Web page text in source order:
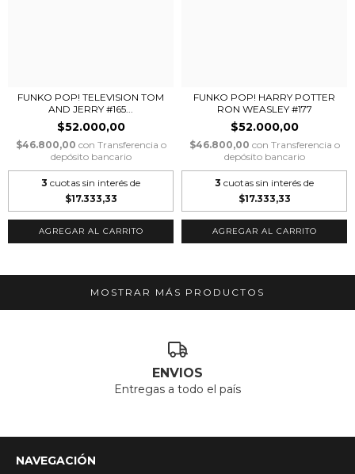
FUNKO POP! TELEVISION TOM
AND JERRY #165...
$52.000,00
$46.800,00 con Transferencia o
depósito bancario
3 cuotas sin interés de
$17.333,33
FUNKO POP! HARRY POTTER
RON WEASLEY #177
$52.000,00
$46.800,00 con Transferencia o
depósito bancario
3 cuotas sin interés de
$17.333,33
MOSTRAR MÁS PRODUCTOS
ENVIOS
Entregas a todo el país
NAVEGACIÓN